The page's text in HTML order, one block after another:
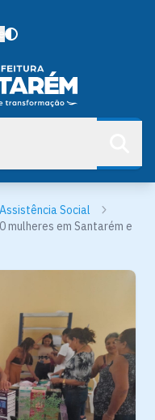
Assistência Social
mulheres em Santarém e